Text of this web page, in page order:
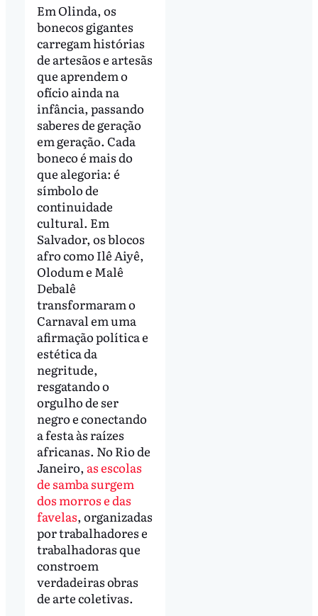
Em Olinda, os
bonecos gigantes
carregam histórias
de artesãos e artesãs
que aprendem o
ofício ainda na
infância, passando
saberes de geração
em geração. Cada
boneco é mais do
que alegoria: é
símbolo de
continuidade
cultural. Em
Salvador, os blocos
afro como Ilê Aiyê,
Olodum e Malê
Debalê
transformaram o
Carnaval em uma
afirmação política e
estética da
negritude,
resgatando o
orgulho de ser
negro e conectando
a festa às raízes
africanas. No Rio de
Janeiro, as escolas
de samba surgem
dos morros e das
favelas, organizadas
por trabalhadores e
trabalhadoras que
constroem
verdadeiras obras
de arte coletivas.